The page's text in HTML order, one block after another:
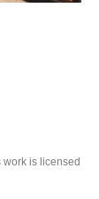
is licensed